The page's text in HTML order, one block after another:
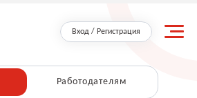
Вход / Регистрация
Работодателям